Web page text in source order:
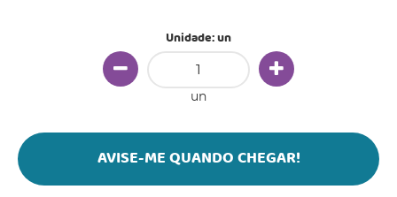
Unidade: un
un
AVISE-ME QUANDO CHEGAR!